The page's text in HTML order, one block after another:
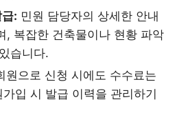
: 민원 담당자의 상세한 안내
, 복잡한 건축물이나 현황 파악
습니다.
원으로 신청 시에도 수수료는
입 시 발급 이력을 관리하기